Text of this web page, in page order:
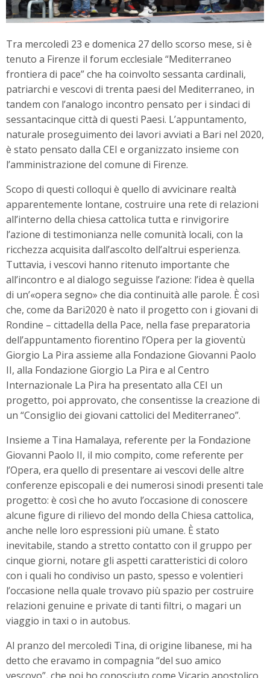
Tra mercoledì 23 e domenica 27 dello scorso mese, si è
tenuto a Firenze il forum ecclesiale “Mediterraneo
frontiera di pace” che ha coinvolto sessanta cardinali,
patriarchi e vescovi di trenta paesi del Mediterraneo, in
tandem con l’analogo incontro pensato per i sindaci di
sessantacinque città di questi Paesi. L’appuntamento,
naturale proseguimento dei lavori avviati a Bari nel 2020,
è stato pensato dalla CEI e organizzato insieme con
l’amministrazione del comune di Firenze.
Scopo di questi colloqui è quello di avvicinare realtà
apparentemente lontane, costruire una rete di relazioni
all’interno della chiesa cattolica tutta e rinvigorire
l’azione di testimonianza nelle comunità locali, con la
ricchezza acquisita dall’ascolto dell’altrui esperienza.
Tuttavia, i vescovi hanno ritenuto importante che
all’incontro e al dialogo seguisse l’azione: l’idea è quella
di un’«opera segno» che dia continuità alle parole. È così
che, come da Bari2020 è nato il progetto con i giovani di
Rondine – cittadella della Pace, nella fase preparatoria
dell’appuntamento fiorentino l’Opera per la gioventù
Giorgio La Pira assieme alla Fondazione Giovanni Paolo
II, alla Fondazione Giorgio La Pira e al Centro
Internazionale La Pira ha presentato alla CEI un
progetto, poi approvato, che consentisse la creazione di
un “Consiglio dei giovani cattolici del Mediterraneo”.
Insieme a Tina Hamalaya, referente per la Fondazione
Giovanni Paolo II, il mio compito, come referente per
l’Opera, era quello di presentare ai vescovi delle altre
conferenze episcopali e dei numerosi sinodi presenti tale
progetto: è così che ho avuto l’occasione di conoscere
alcune figure di rilievo del mondo della Chiesa cattolica,
anche nelle loro espressioni più umane. È stato
inevitabile, stando a stretto contatto con il gruppo per
cinque giorni, notare gli aspetti caratteristici di coloro
con i quali ho condiviso un pasto, spesso e volentieri
l’occasione nella quale trovavo più spazio per costruire
relazioni genuine e private di tanti filtri, o magari un
viaggio in taxi o in autobus.
Al pranzo del mercoledì Tina, di origine libanese, mi ha
detto che eravamo in compagnia “del suo amico